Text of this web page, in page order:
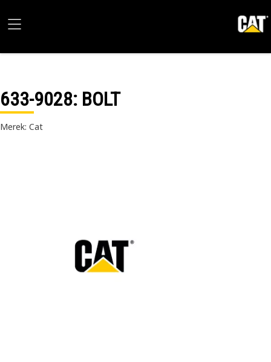
633-9028: BOLT
Merek: Cat